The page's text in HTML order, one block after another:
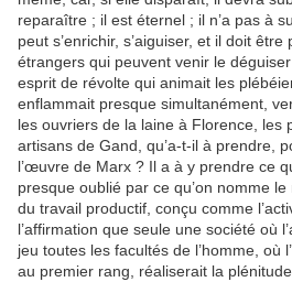
reparaître ; il est éternel ; il n’a pas à
peut s’enrichir, s’aiguiser, et il doit
étrangers qui peuvent venir le
esprit de révolte qui animait les
enflammait presque simultanément,
les ouvriers de la laine à Florence, les
artisans de Gand, qu’a-t-il à prendre,
l’œuvre de Marx ? Il a à y prendre ce
presque oublié par ce qu’on nomme
du travail productif, conçu comme
l’affirmation que seule une société où
jeu toutes les facultés de l’homme, où
au premier rang, réaliserait la